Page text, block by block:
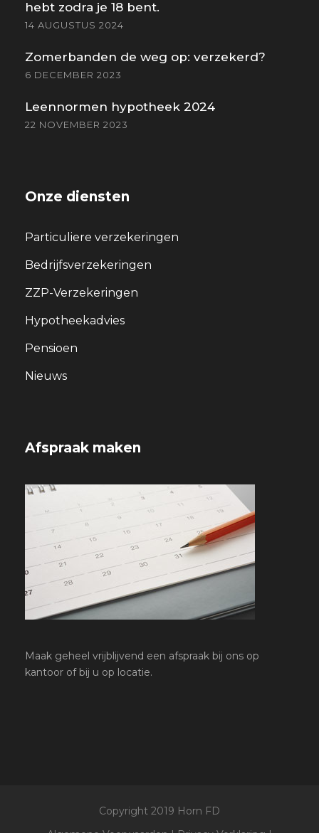
hebt zodra je 18 bent.
14 AUGUSTUS 2024
Zomerbanden de weg op: verzekerd?
6 DECEMBER 2023
Leennormen hypotheek 2024
22 NOVEMBER 2023
Onze diensten
Particuliere verzekeringen
Bedrijfsverzekeringen
ZZP-Verzekeringen
Hypotheekadvies
Pensioen
Nieuws
Afspraak maken
Maak geheel vrijblijvend een afspraak bij ons op
kantoor of bij u op locatie.
Copyright 2019 Horn FD